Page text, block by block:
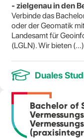
- zielgenau in den
Verbinde das
oder der Geomatik
Landesamt für
(LGLN). Wir bieten (...)
Duales
Bachelor of